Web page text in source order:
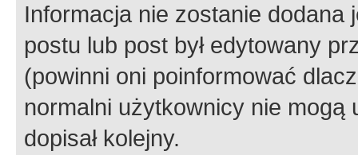
Informacja nie zostanie dodana
postu lub post był edytowany
(powinni oni poinformować
normalni użytkownicy nie
dopisał kolejny.